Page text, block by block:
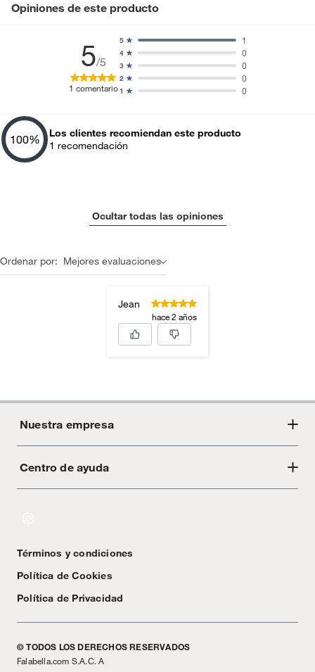
Opiniones de este producto
5/5
1 comentario1 0
2 0
3 0
4 0
5 1
100%
Los clientes recomiendan este producto
1 recomendación
Ocultar todas las opiniones
Ordenar por: Mejores evaluaciones
Jean
hace 2 años
Nuestra empresa
Acerca de Crate
Centro de ayuda
Textos Legales
Términos y condiciones
Política de Cookies
Política de Privacidad
© TODOS LOS DERECHOS RESERVADOS
Falabella.com S.A.C. A